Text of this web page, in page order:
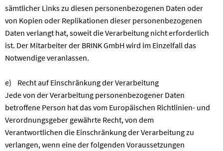
sämtlicher Links zu diesen personenbezogenen Daten oder
von Kopien oder Replikationen dieser personenbezogenen
Daten verlangt hat, soweit die Verarbeitung nicht erforderlich
ist. Der Mitarbeiter der BRINK GmbH wird im Einzelfall das
Notwendige veranlassen.
e) Recht auf Einschränkung der Verarbeitung
Jede von der Verarbeitung personenbezogener Daten
betroffene Person hat das vom Europäischen Richtlinien- und
Verordnungsgeber gewährte Recht, von dem
Verantwortlichen die Einschränkung der Verarbeitung zu
verlangen, wenn eine der folgenden Voraussetzungen